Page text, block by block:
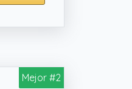
Mejor #2